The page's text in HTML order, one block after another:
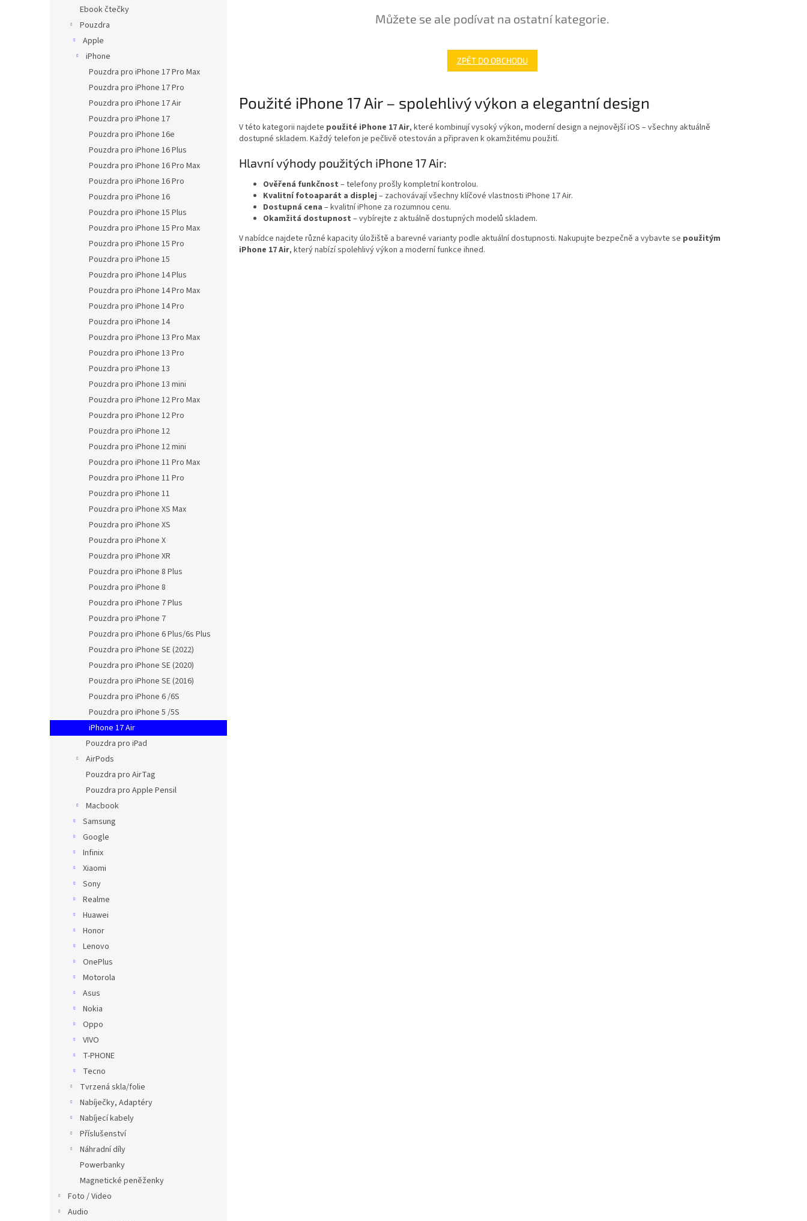
Ebook čtečky
Pouzdra
Apple
iPhone
Pouzdra pro iPhone 17 Pro Max
Pouzdra pro iPhone 17 Pro
Pouzdra pro iPhone 17 Air
Pouzdra pro iPhone 17
Pouzdra pro iPhone 16e
Pouzdra pro iPhone 16 Plus
Pouzdra pro iPhone 16 Pro Max
Pouzdra pro iPhone 16 Pro
Pouzdra pro iPhone 16
Pouzdra pro iPhone 15 Plus
Pouzdra pro iPhone 15 Pro Max
Pouzdra pro iPhone 15 Pro
Pouzdra pro iPhone 15
Pouzdra pro iPhone 14 Plus
Pouzdra pro iPhone 14 Pro Max
Pouzdra pro iPhone 14 Pro
Pouzdra pro iPhone 14
Pouzdra pro iPhone 13 Pro Max
Pouzdra pro iPhone 13 Pro
Pouzdra pro iPhone 13
Pouzdra pro iPhone 13 mini
Pouzdra pro iPhone 12 Pro Max
Pouzdra pro iPhone 12 Pro
Pouzdra pro iPhone 12
Pouzdra pro iPhone 12 mini
Pouzdra pro iPhone 11 Pro Max
Pouzdra pro iPhone 11 Pro
Pouzdra pro iPhone 11
Pouzdra pro iPhone XS Max
Pouzdra pro iPhone XS
Pouzdra pro iPhone X
Pouzdra pro iPhone XR
Pouzdra pro iPhone 8 Plus
Pouzdra pro iPhone 8
Pouzdra pro iPhone 7 Plus
Pouzdra pro iPhone 7
Pouzdra pro iPhone 6 Plus/6s Plus
Pouzdra pro iPhone SE (2022)
Pouzdra pro iPhone SE (2020)
Pouzdra pro iPhone SE (2016)
Pouzdra pro iPhone 6 /6S
Pouzdra pro iPhone 5 /5S
iPhone 17 Air
Pouzdra pro iPad
AirPods
Pouzdra pro AirTag
Pouzdra pro Apple Pensil
Macbook
Samsung
Google
Infinix
Xiaomi
Sony
Realme
Huawei
Honor
Lenovo
OnePlus
Motorola
Asus
Nokia
Oppo
VIVO
T-PHONE
Tecno
Tvrzená skla/folie
Nabíječky, Adaptéry
Nabíjecí kabely
Příslušenství
Náhradní díly
Powerbanky
Magnetické peněženky
Foto / Video
Audio
Můžete se ale podívat na ostatní kategorie.
ZPĚT DO OBCHODU
Použité iPhone 17 Air – spolehlivý výkon a elegantní design
V této kategorii najdete použité iPhone 17 Air, které kombinují vysoký výkon, moderní design a nejnovější iOS – všechny aktuálně
dostupné skladem. Každý telefon je pečlivě otestován a připraven k okamžitému použití.
Hlavní výhody použitých iPhone 17 Air:
Ověřená funkčnost – telefony prošly kompletní kontrolou.
Kvalitní fotoaparát a displej – zachovávají všechny klíčové vlastnosti iPhone 17 Air.
Dostupná cena – kvalitní iPhone za rozumnou cenu.
Okamžitá dostupnost – vybírejte z aktuálně dostupných modelů skladem.
V nabídce najdete různé kapacity úložiště a barevné varianty podle aktuální dostupnosti. Nakupujte bezpečně a vybavte se použitým
iPhone 17 Air, který nabízí spolehlivý výkon a moderní funkce ihned.